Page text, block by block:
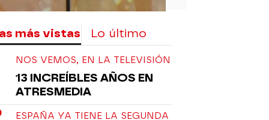
más vistas Lo último
NOS VEMOS, EN LA TELEVISIÓN
13 INCREÍBLES AÑOS EN
ATRESMEDIA
ESPAÑA YA TIENE LA SEGUNDA